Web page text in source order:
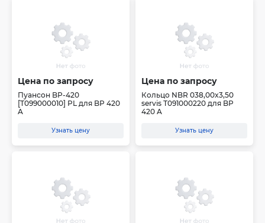
Цена по запросу
Пуансон BP-420
[T099000010] PL для BP 420
A
Узнать цену
Цена по запросу
Кольцо NBR 038,00x3,50
servis Т091000220 для BP
420 A
Узнать цену